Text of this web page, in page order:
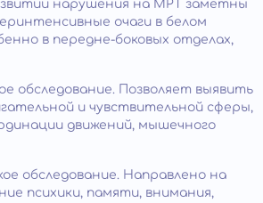
нарушения на МРТ заметны
очаги в белом
в передне-боковых отделах,
обследование. Позволяет выявить
и чувствительной сферы,
движений, мышечного
обследование. Направлено на
психики, памяти, внимания,